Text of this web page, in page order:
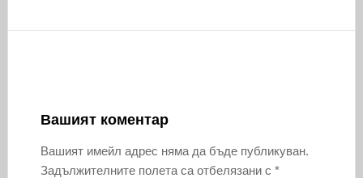
Вашият коментар
Вашият имейл адрес няма да бъде публикуван.
Задължителните полета са отбелязани с *